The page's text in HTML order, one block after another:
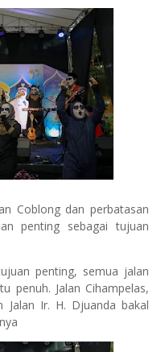
Coblong dan perbatasan
penting sebagai tujuan
penting, semua jalan
penuh. Jalan Cihampelas,
Jalan Ir. H. Djuanda bakal